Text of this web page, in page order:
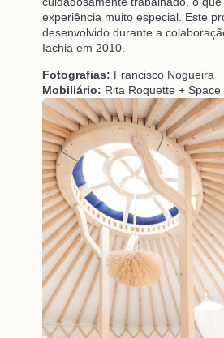
experiência muito especial. Este
desenvolvido durante a
Iachia em 2010.
Fotografias: Francisco Nogueira
Mobiliário: Rita Roquette + Space